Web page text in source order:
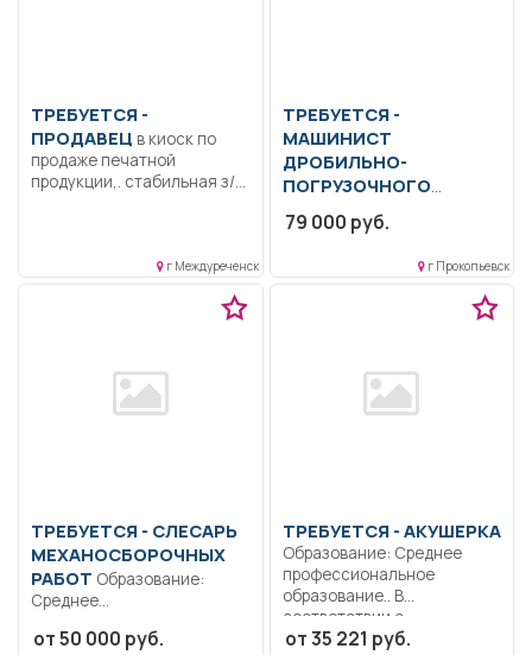
ТРЕБУЕТСЯ -
ПРОДАВЕЦ
продаже печатной
продукции,. стабильная з/п,
г Междуреченск
ТРЕБУЕТСЯ -
МАШИНИСТ
ДРОБИЛЬНО-
ПОГРУЗОЧНОГО
Осуществлять
дробление и сортировку
обслуживание ДСУ..
79 000 руб.
г Прокопьевск
ТРЕБУЕТСЯ - СЛЕСАРЬ
МЕХАНОСБОРОЧНЫХ
РАБОТ
Среднее
образование.. Разборка,
от 50 000 руб.
ТРЕБУЕТСЯ - АКУШЕРКА
Образование: Среднее
профессиональное
образование.. В
соответствии с
должностной
от 35 221 руб.